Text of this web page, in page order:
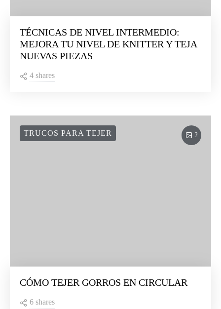
TÉCNICAS DE NIVEL INTERMEDIO:
MEJORA TU NIVEL DE KNITTER Y TEJA
NUEVAS PIEZAS
4 shares
2
TRUCOS PARA TEJER
CÓMO TEJER GORROS EN CIRCULAR
6 shares